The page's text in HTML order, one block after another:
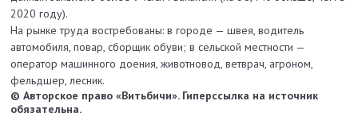
2020 году).
На рынке труда востребованы: в городе — швея, водитель
автомобиля, повар, сборщик обуви; в сельской местности —
оператор машинного доения, животновод, ветврач, агроном,
фельдшер, лесник.
© Авторское право «Витьбичи». Гиперссылка на источник
обязательна.